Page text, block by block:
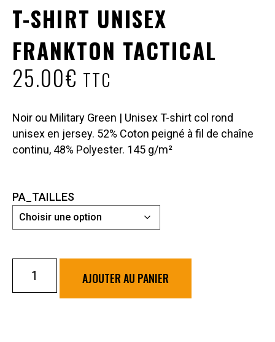
T-SHIRT UNISEX
FRANKTON TACTICAL
25.00€ TTC
Noir ou Military Green | Unisex T-shirt col rond
unisex en jersey. 52% Coton peigné à fil de chaîne
continu, 48% Polyester. 145 g/m²
PA_TAILLES
AJOUTER AU PANIER